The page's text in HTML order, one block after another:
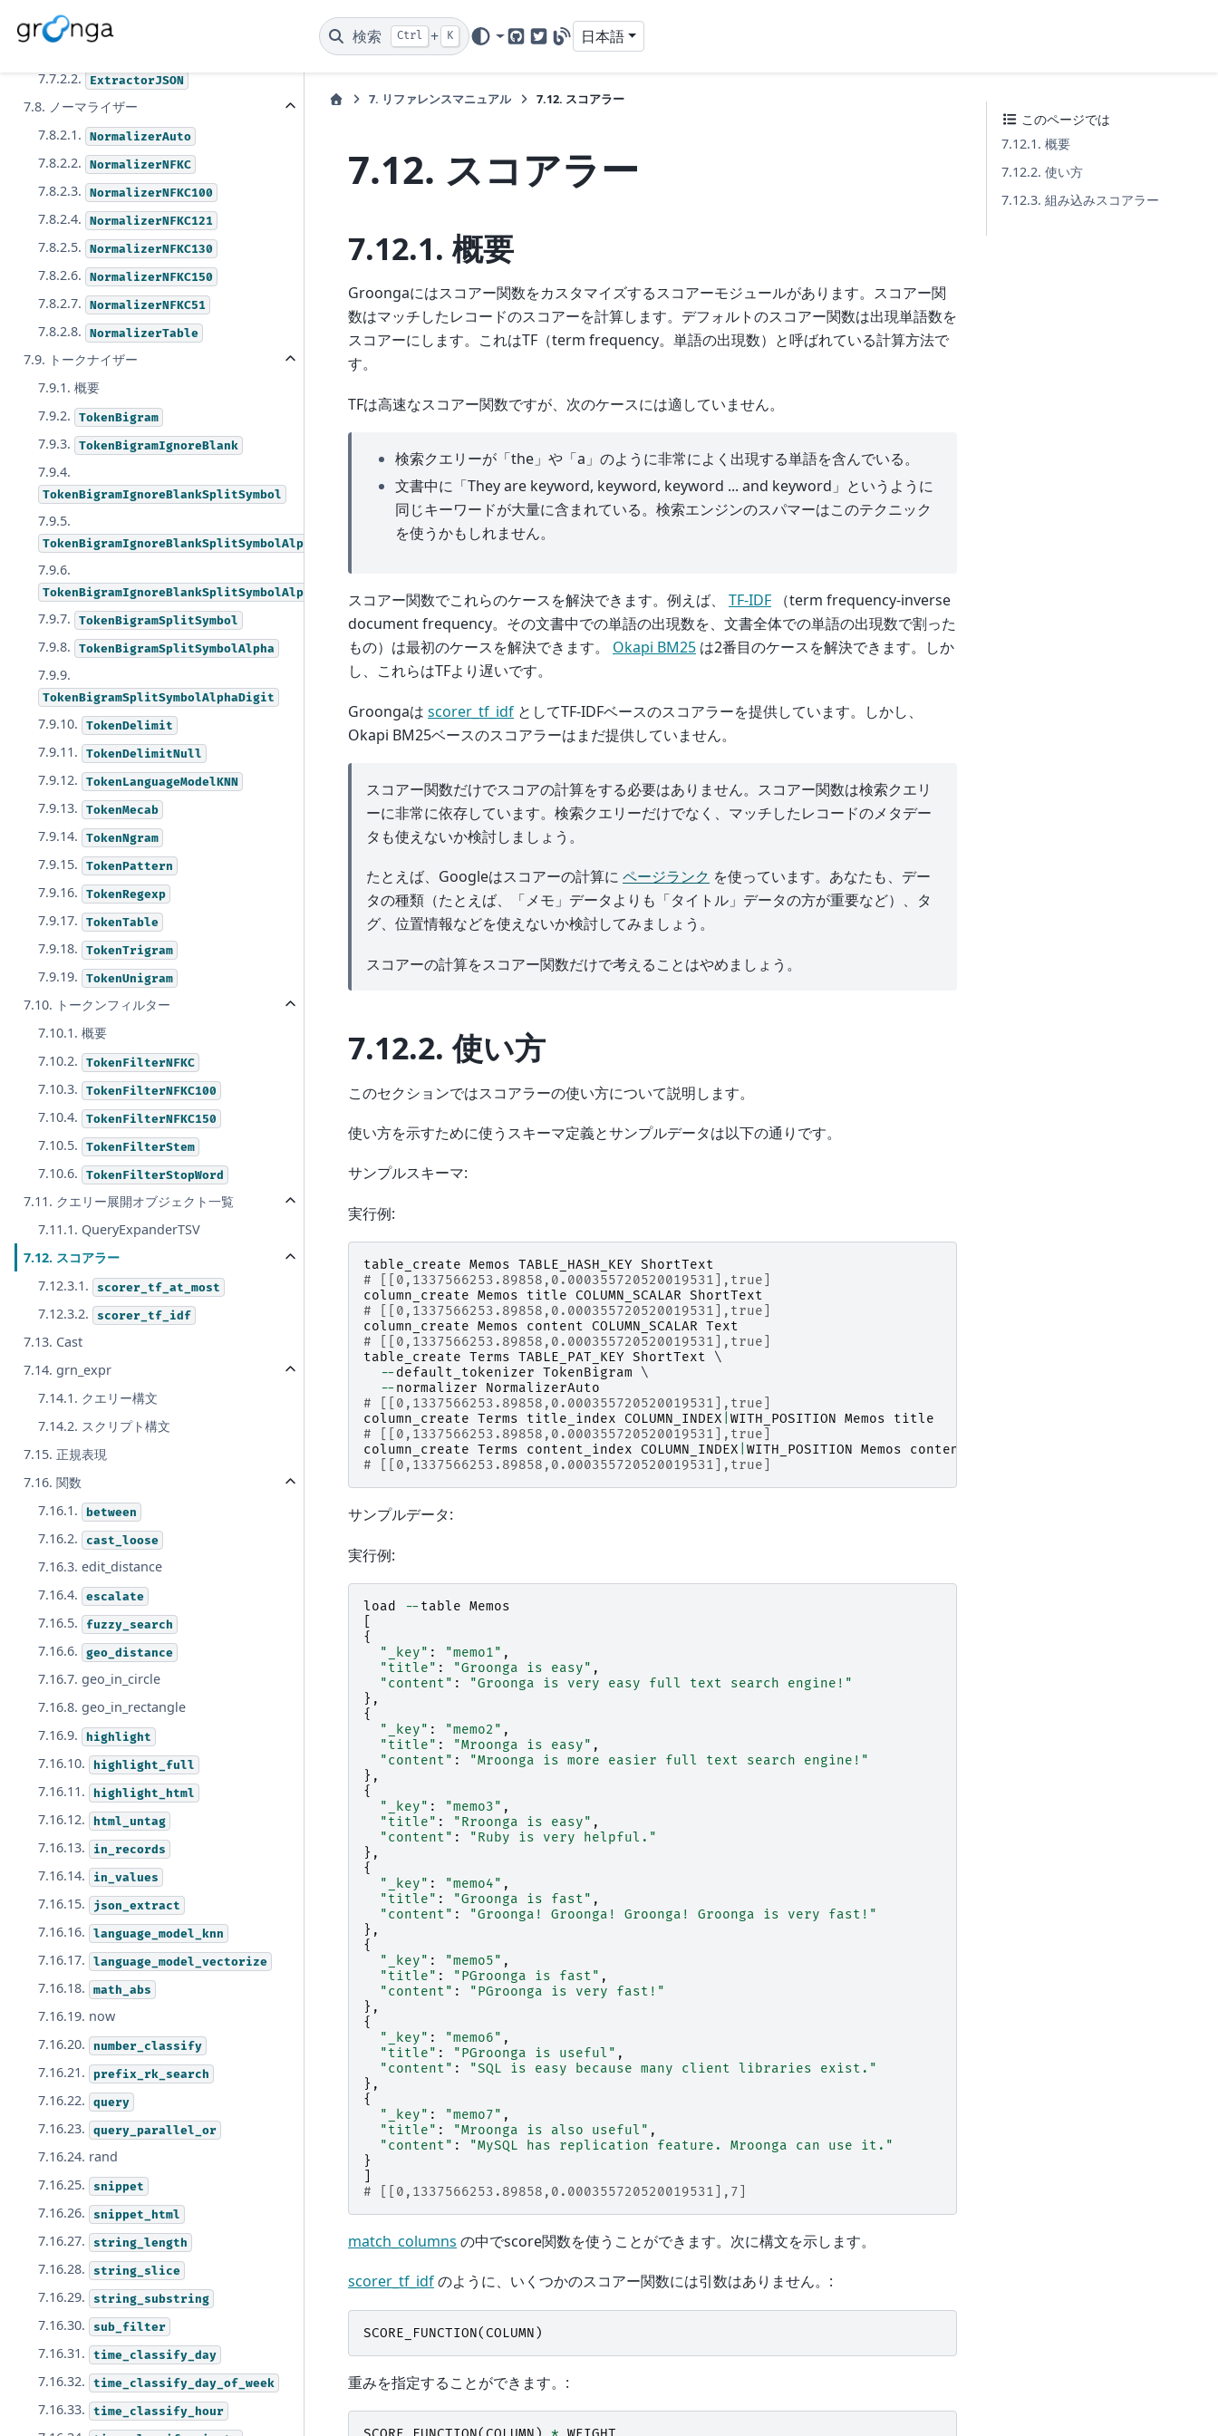
検索 Ctrl + K
GitHubTwitter
Blog
日本語
7.7. エクストラクター
7.7.2.2. ExtractorJSON
7.8. ノーマライザー
7.8.2.1.
NormalizerAuto
7.8.2.2. NormalizerNFKC
7.8.2.3. NormalizerNFKC100
7.8.2.4. NormalizerNFKC121
7.8.2.5. NormalizerNFKC130
7.8.2.6. NormalizerNFKC150
7.8.2.7. NormalizerNFKC51
7.8.2.8. NormalizerTable
7.9. トークナイザー
7.9.1. 概要
7.9.2.
TokenBigram
7.9.3. TokenBigramIgnoreBlank
7.9.4.
TokenBigramIgnoreBlankSplitSymbol
7.9.5.
TokenBigramIgnoreBlankSplitSymbolAlpha
7.9.6.
TokenBigramIgnoreBlankSplitSymbolAlphaDigit
7.9.7. TokenBigramSplitSymbol
7.9.8. TokenBigramSplitSymbolAlpha
7.9.9.
TokenBigramSplitSymbolAlphaDigit
7.9.10. TokenDelimit
7.9.11. TokenDelimitNull
7.9.12. TokenLanguageModelKNN
7.9.13. TokenMecab
7.9.14. TokenNgram
7.9.15. TokenPattern
7.9.16. TokenRegexp
7.9.17. TokenTable
7.9.18. TokenTrigram
7.9.19. TokenUnigram
7.10. トークンフィルター
7.10.1. 概要
7.10.2.
TokenFilterNFKC
7.10.3. TokenFilterNFKC100
7.10.4. TokenFilterNFKC150
7.10.5. TokenFilterStem
7.10.6. TokenFilterStopWord
7.11. クエリー展開オブジェクト一覧
7.11.1. QueryExpanderTSV
7.12. スコアラー
7.12.3.1.
scorer_tf_at_most
7.12.3.2. scorer_tf_idf
7.13. Cast
7.14. grn_expr
7.14.1. クエリー構文
7.14.2. スクリプト構文
7.15. 正規表現
7.16. 関数
7.16.1.
between
7.16.2. cast_loose
7.16.3. edit_distance
7.16.4.
escalate
7.16.5. fuzzy_search
7.16.6. geo_distance
7.16.7. geo_in_circle
7.16.8. geo_in_rectangle
7.16.9.
highlight
7.16.10. highlight_full
7.16.11. highlight_html
7.16.12. html_untag
7.16.13. in_records
7.16.14. in_values
7.16.15. json_extract
7.16.16. language_model_knn
7.16.17. language_model_vectorize
7.16.18. math_abs
7.16.19. now
7.16.20.
number_classify
7.16.21. prefix_rk_search
7.16.22. query
7.16.23. query_parallel_or
7.16.24. rand
7.16.25.
snippet
7.16.26. snippet_html
7.16.27. string_length
7.16.28. string_slice
7.16.29. string_substring
7.16.30. sub_filter
7.16.31. time_classify_day
7.16.32. time_classify_day_of_week
7.16.33. time_classify_hour
7. リファレンスマニュアル 7.12. スコアラー
7.12. スコアラー
7.12.1.概要
Groongaにはスコアー関数をカスタマイズするスコアーモジュールがあります。スコアー関
数はマッチしたレコードのスコアーを計算します。デフォルトのスコアー関数は出現単語数を
スコアーにします。これはTF（term frequency。単語の出現数）と呼ばれている計算方法で
す。
TFは高速なスコアー関数ですが、次のケースには適していません。
検索クエリーが「the」や「a」のように非常によく出現する単語を含んでいる。
文書中に「They are keyword, keyword, keyword ... and keyword」というように
同じキーワードが大量に含まれている。検索エンジンのスパマーはこのテクニック
を使うかもしれません。
スコアー関数でこれらのケースを解決できます。例えば、 TF-IDF （term frequency-inverse
document frequency。その文書中での単語の出現数を、文書全体での単語の出現数で割った
もの）は最初のケースを解決できます。 Okapi BM25 は2番目のケースを解決できます。しか
し、これらはTFより遅いです。
Groongaは scorer_tf_idf としてTF-IDFベースのスコアラーを提供しています。しかし、
Okapi BM25ベースのスコアラーはまだ提供していません。
スコアー関数だけでスコアの計算をする必要はありません。スコアー関数は検索クエリ
ーに非常に依存しています。検索クエリーだけでなく、マッチしたレコードのメタデー
タも使えないか検討しましょう。
たとえば、Googleはスコアーの計算に ページランク を使っています。あなたも、デー
タの種類（たとえば、「メモ」データよりも「タイトル」データの方が重要など）、タ
グ、位置情報などを使えないか検討してみましょう。
スコアーの計算をスコアー関数だけで考えることはやめましょう。
7.12.2.使い方
このセクションではスコアラーの使い方について説明します。
使い方を示すために使うスキーマ定義とサンプルデータは以下の通りです。
サンプルスキーマ:
実行例:
table_create Memos TABLE_HASH_KEY ShortText
# [[0,1337566253.89858,0.000355720520019531],true]
column_create Memos title COLUMN_SCALAR ShortText
# [[0,1337566253.89858,0.000355720520019531],true]
column_create Memos content COLUMN_SCALAR Text
# [[0,1337566253.89858,0.000355720520019531],true]
table_create Terms TABLE_PAT_KEY ShortText \
-- default_tokenizer TokenBigram \
-- normalizer
NormalizerAuto
# [[0,1337566253.89858,0.000355720520019531],true]
column_create Terms title_index COLUMN_INDEX WITH_POSITION Memos
title
# [[0,1337566253.89858,0.000355720520019531],true]
column_create Terms content_index COLUMN_INDEX WITH_POSITION Memos
content
# [[0,1337566253.89858,0.000355720520019531],true]
サンプルデータ:
実行例:
load -- table Memos
{
"_key" : "memo1" ,
"title" : "Groonga is easy" ,
"content" :
"Groonga is very easy full text search engine!"
},
{
"_key" : "memo2" ,
"title" : "Mroonga is easy" ,
"content" :
"Mroonga is more easier full text search engine!"
},
{
"_key" : "memo3" ,
"title" : "Rroonga is easy" ,
"content" :
"Ruby is very helpful."
},
{
"_key" : "memo4" ,
"title" : "Groonga is fast" ,
"content" :
"Groonga! Groonga! Groonga! Groonga is very fast!"
},
{
"_key" : "memo5" ,
"title" : "PGroonga is fast" ,
"content" :
"PGroonga is very fast!"
},
{
"_key" : "memo6" ,
"title" : "PGroonga is useful" ,
"content" :
"SQL is easy because many client libraries exist."
},
{
"_key" : "memo7" ,
"title" : "Mroonga is also useful" ,
"content" :
"MySQL has replication feature. Mroonga can use it."
}
# [[0,1337566253.89858,0.000355720520019531],7]
match_columns の中でscore関数を使うことができます。次に構文を示します。
scorer_tf_idfのように、いくつかのスコアー関数には引数はありません。:
SCORE_FUNCTION( COLUMN )
重みを指定することができます。:
このページでは
7.12.1. 概要
7.12.2. 使い方
7.12.3. 組み込みスコアラー